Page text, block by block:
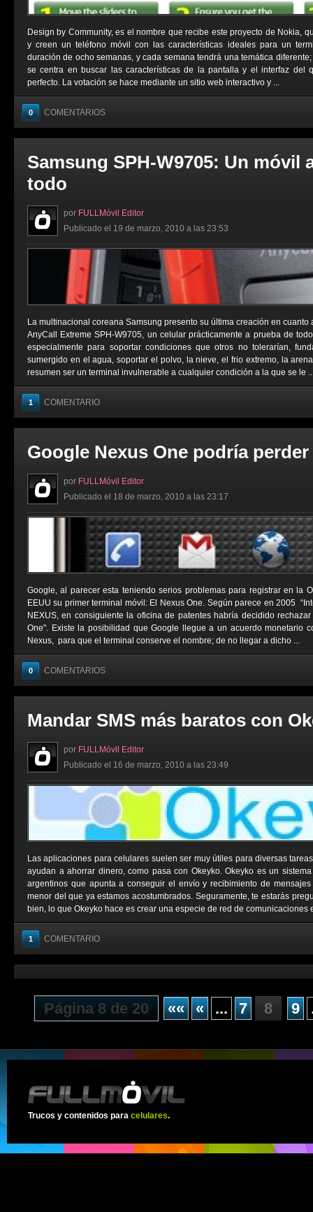
Design by Community, es el nombre que recibe este proyecto de Nokia,
y creen un teléfono móvil con las características ideales para un
duración de ocho semanas, y cada semana tendrá una temática
se centra en buscar las características de la pantalla y el interfaz del
perfecto. La votación se hace mediante un sitio web interactivo y ...
0 COMENTARIOS
Samsung SPH-W9705: Un móvil
todo
por FULLMóvil Editor
Publicado el 19 de marzo, 2010 a las 23:53
La multinacional coreana Samsung presento su última creación en cuanto
AnyCall Extreme SPH-W9705, un celular prácticamente a prueba de
especialmente para soportar condiciones que otros no tolerarían,
sumergido en el agua, soportar el polvo, la nieve, el frio extremo, la
resumen ser un terminal invulnerable a cualquier condición a la que se le
1 COMENTARIO
Google Nexus One podría
por FULLMóvil Editor
Publicado el 18 de marzo, 2010 a las 23:17
Google, al parecer esta teniendo serios problemas para registrar en la
EEUU su primer terminal móvil: El Nexus One. Según parece en 2005
NEXUS, en consiguiente la oficina de patentes habría decidido
One". Existe la posibilidad que Google llegue a un acuerdo monetario
Nexus, para que el terminal conserve el nombre; de no llegar a dicho ...
0 COMENTARIOS
Mandar SMS más baratos con
por FULLMóvil Editor
Publicado el 16 de marzo, 2010 a las 23:49
Las aplicaciones para celulares suelen ser muy útiles para diversas
ayudan a ahorrar dinero, como pasa con Okeyko. Okeyko es un
argentinos que apunta a conseguir el envío y recibimiento de
menor del que ya estamos acostumbrados. Seguramente, te estarás
bien, lo que Okeyko hace es crear una especie de red de comunicaciones
1 COMENTARIO
Página 8 de 20 «« « ... 7 8 9
Trucos y contenidos para celulares.